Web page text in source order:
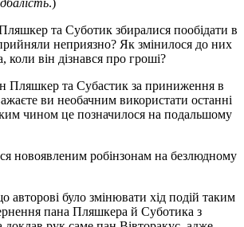
та Суботик збиралися пообідати в
неприязно? Як змінилося до них
коли він дізнався про гроші?
Пляшкер та Субастик за приниження в
ви необачним використати останні
чином це позначилося на подальшому
новоявленим робінзонам на безлюдному
авторові було змінювати хід подій таким
пана Пляшкера й Суботика з